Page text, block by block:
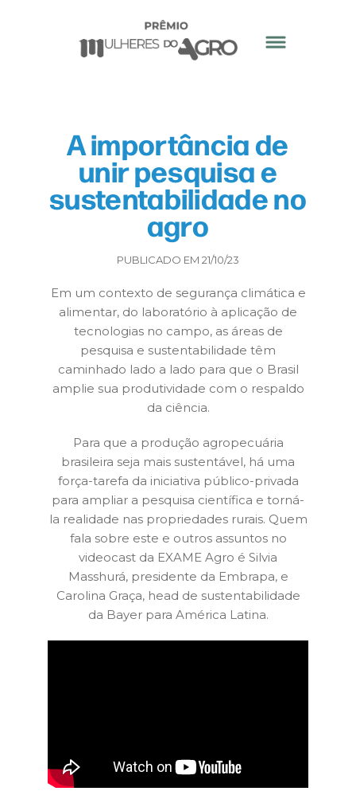
A importância de
unir pesquisa e
sustentabilidade no
agro
PUBLICADO EM 21/10/23
Em um contexto de segurança climática e
alimentar, do laboratório à aplicação de
tecnologias no campo, as áreas de
pesquisa e sustentabilidade têm
caminhado lado a lado para que o Brasil
amplie sua produtividade com o respaldo
da ciência.
Para que a produção agropecuária
brasileira seja mais sustentável, há uma
força-tarefa da iniciativa público-privada
para ampliar a pesquisa científica e torná-
la realidade nas propriedades rurais. Quem
fala sobre este e outros assuntos no
videocast da EXAME Agro é Silvia
Masshurá, presidente da Embrapa, e
Carolina Graça, head de sustentabilidade
da Bayer para América Latina.